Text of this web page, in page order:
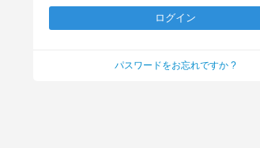
パスワードをお忘れですか ?